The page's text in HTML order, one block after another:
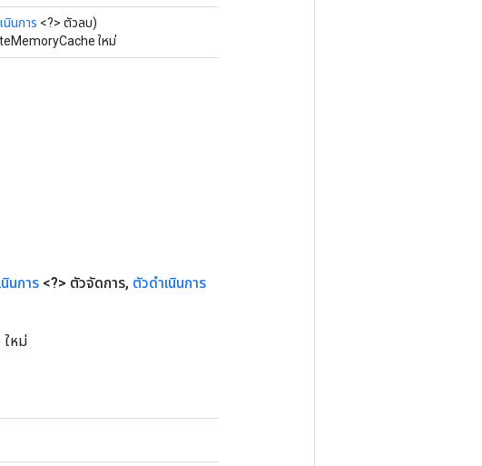
นินการ <?> ตัวลบ)
ใหม่
นการ <?> ตัวจัดการ, ตัวดำเนินการ
ใหม่